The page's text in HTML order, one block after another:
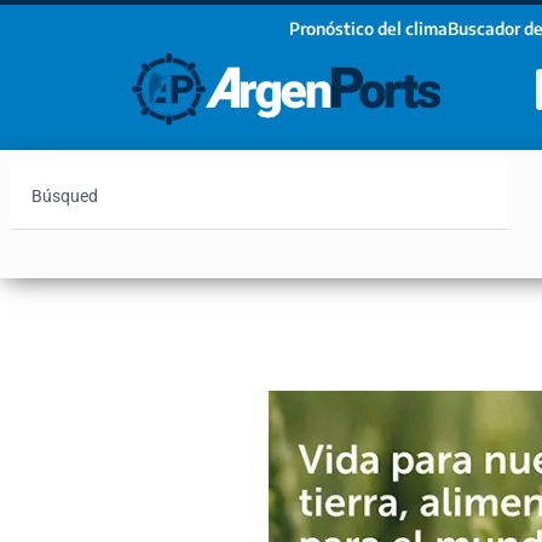
Pronóstico del climaBuscador
¡Sumate a nuestro Newsletter!
Email
Estoy de acuerdo con las condiciones y políticas